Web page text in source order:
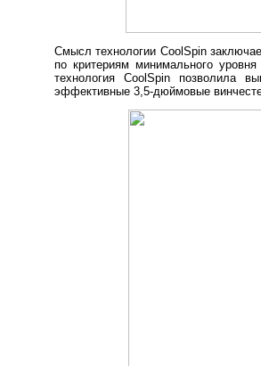
Смысл технологии CoolSpin
по критериям минимального
технология CoolSpin позволила
эффективные 3,5-дюймовые